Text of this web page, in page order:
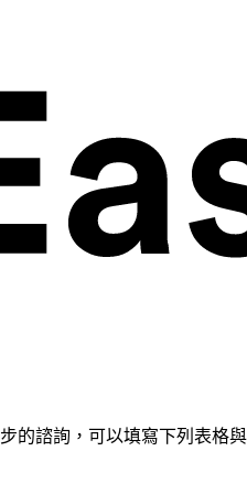
的諮詢，可以填寫下列表格